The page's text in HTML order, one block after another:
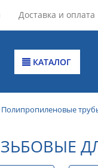
Доставка и оплата
КАТАЛОГ
Полипропиленовые